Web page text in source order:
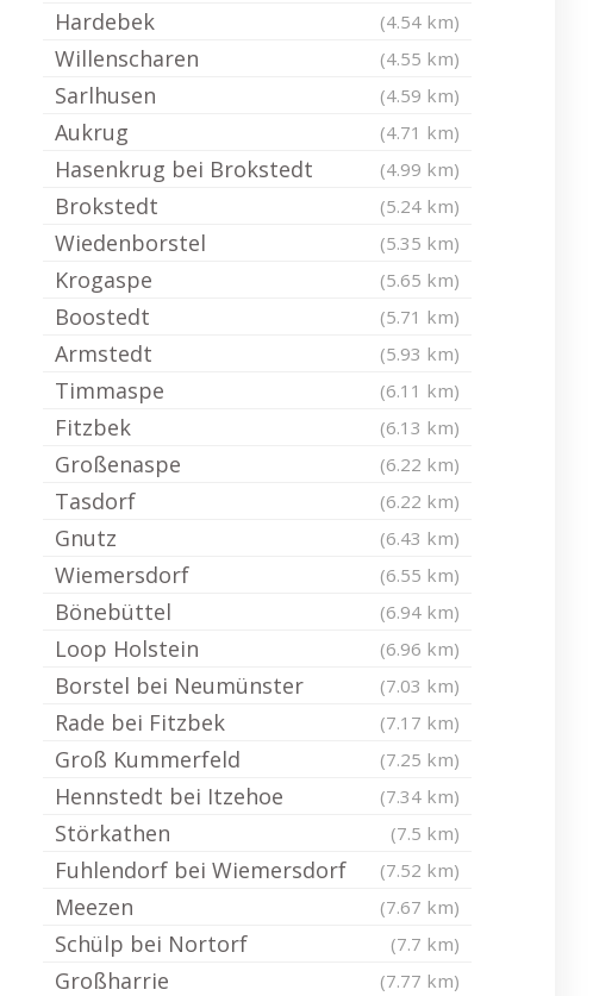
Hardebek (4.54 km)
Willenscharen (4.55 km)
Sarlhusen (4.59 km)
Aukrug (4.71 km)
Hasenkrug bei Brokstedt (4.99 km)
Brokstedt (5.24 km)
Wiedenborstel (5.35 km)
Krogaspe (5.65 km)
Boostedt (5.71 km)
Armstedt (5.93 km)
Timmaspe (6.11 km)
Fitzbek (6.13 km)
Großenaspe (6.22 km)
Tasdorf (6.22 km)
Gnutz (6.43 km)
Wiemersdorf (6.55 km)
Bönebüttel (6.94 km)
Loop Holstein (6.96 km)
Borstel bei Neumünster (7.03 km)
Rade bei Fitzbek (7.17 km)
Groß Kummerfeld (7.25 km)
Hennstedt bei Itzehoe (7.34 km)
Störkathen (7.5 km)
Fuhlendorf bei Wiemersdorf (7.52 km)
Meezen (7.67 km)
Schülp bei Nortorf (7.7 km)
Großharrie (7.77 km)